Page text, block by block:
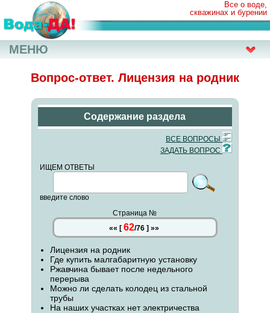
Все о воде,
скважинах и бурении
Вопрос-ответ. Лицензия на родник
Содержание раздела
ВСЕ ВОПРОСЫ
ЗАДАТЬ ВОПРОС
ИЩЕМ ОТВЕТЫ
введите слово
Страница №
«« [ 62/76] »»
Лицензия на родник
Где купить малгабаритную установку
Ржавчина бывает после недельного
перерыва
Можно ли сделать колодец из стальной
трубы
На наших участках нет электричества
МЕНЮ